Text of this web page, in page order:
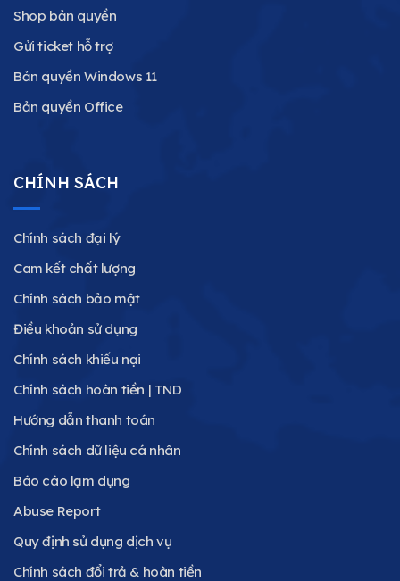
Shop bản quyền
Gửi ticket hỗ trợ
Bản quyền Windows 11
Bản quyền Office
CHÍNH SÁCH
Chính sách đại lý
Cam kết chất lượng
Chính sách bảo mật
Điều khoản sử dụng
Chính sách khiếu nại
Chính sách hoàn tiền | TND
Hướng dẫn thanh toán
Chính sách dữ liệu cá nhân
Báo cáo lạm dụng
Abuse Report
Quy định sử dụng dịch vụ
Chính sách đổi trả & hoàn tiền